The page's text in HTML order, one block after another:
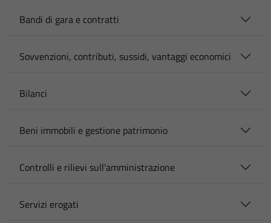
Bandi di gara e contratti
Sovvenzioni, contributi, sussidi, vantaggi economici
Bilanci
Beni immobili e gestione patrimonio
Controlli e rilievi sull'amministrazione
Servizi erogati